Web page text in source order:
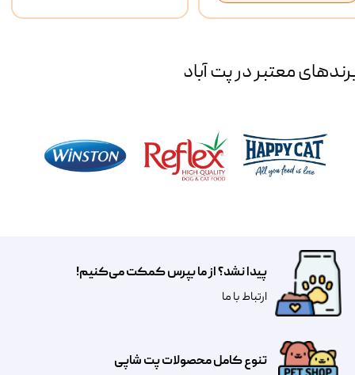
معتبر در پت آباد
تنوع کامل محصولات پت شاپی
پیدا نشد؟ از ما بپرس کمکت می‌کنیم!
​​​ارتباط با ما